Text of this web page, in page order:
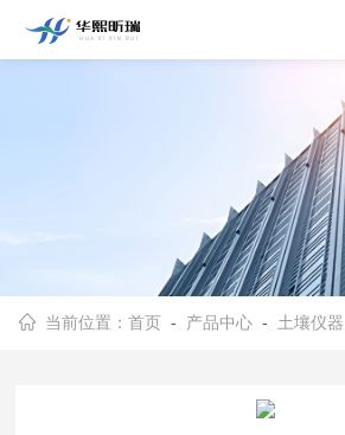
当前位置：首页 - 产品中心 - 土壤仪器